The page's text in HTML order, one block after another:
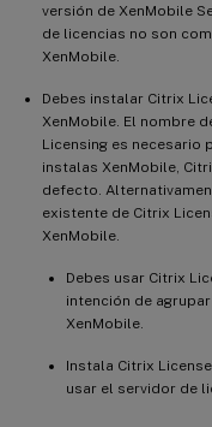
versión de XenMobile
de licencias no son
XenMobile.
Debes instalar Citrix
XenMobile. El nombre
Licensing es necesario
instalas XenMobile,
defecto.
existente de Citrix
XenMobile.
Debes usar Citrix
intención de
XenMobile.
Instala Citrix
usar el servidor de